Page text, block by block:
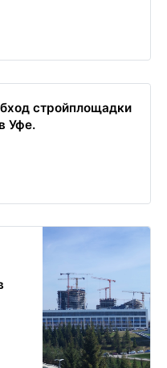
стройплощадки
Уфе.